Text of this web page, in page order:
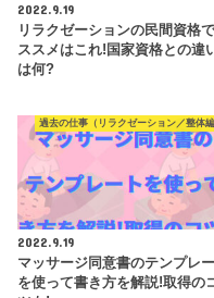
2022.9.19
リラクゼーションの民間資格
ススメはこれ!国家資格との違
は何?
過去の仕事（リラクゼーション／整体編
2022.9.19
マッサージ同意書のテンプレ
を使って書き方を解説!取得の